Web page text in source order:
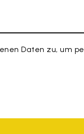
Daten zu, um